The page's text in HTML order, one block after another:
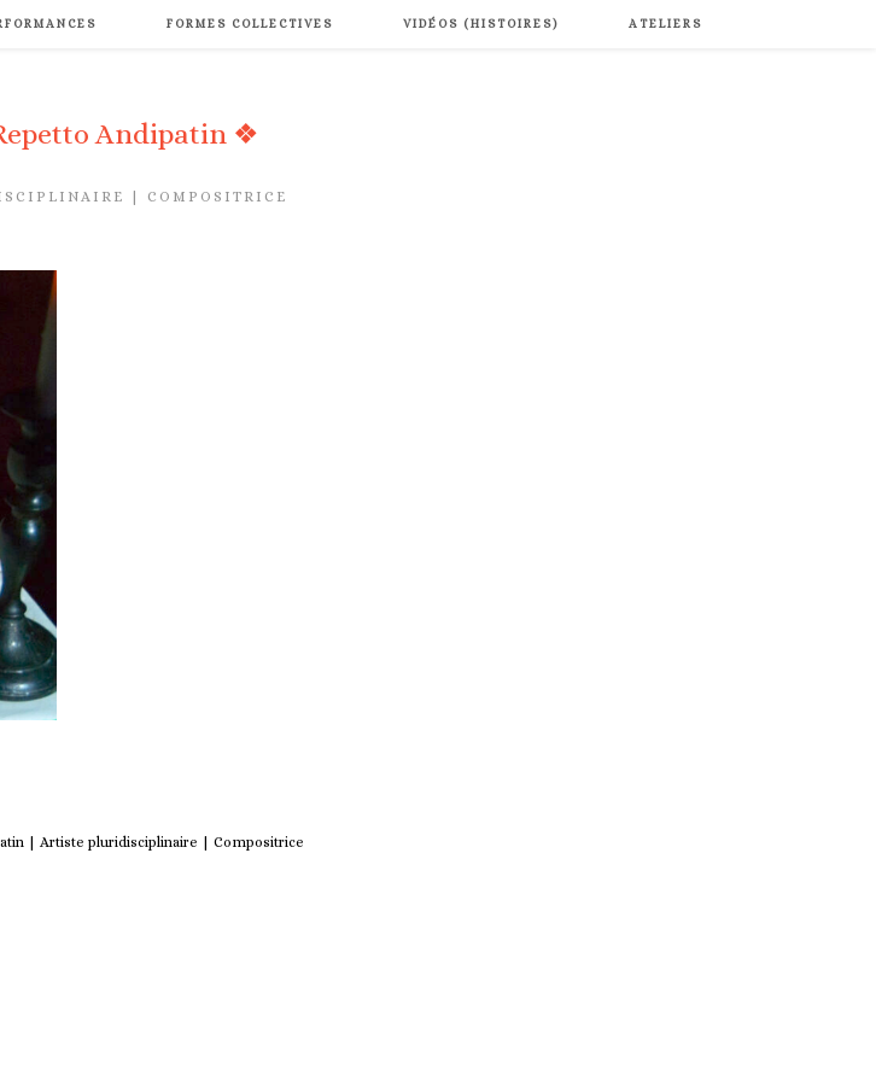
FORMES COLLECTIVES VIDÉOS (HISTOIRES) ATELIERS
Andipatin ❖
| COMPOSITRICE
| Artiste pluridisciplinaire | Compositrice